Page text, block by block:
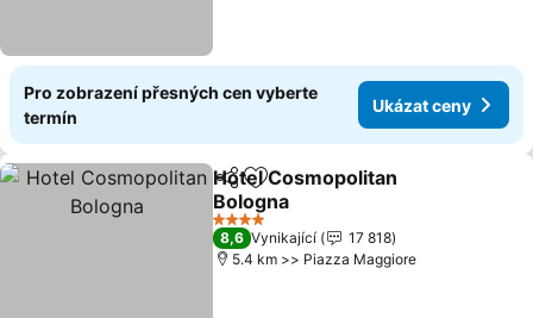
Pro zobrazení přesných cen vyberte
termín
Ukázat ceny
SdíletPřidat na seznam oblíbených
Hotel Cosmopolitan
Bologna
Ukázat ceny
4 Počet hvězdiček
8,6 Vynikající
17 818
5.4 km >> Piazza Maggiore